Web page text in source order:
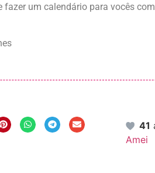
fazer um calendário para vocês
41
Amei